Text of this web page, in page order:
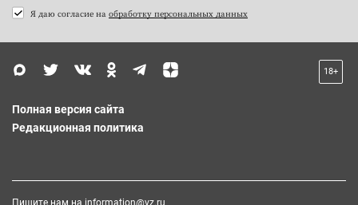
Я даю согласие на обработку персональных данных
18+
Полная версия сайта
Редакционная политика
Пишите нам на information@vz.ru